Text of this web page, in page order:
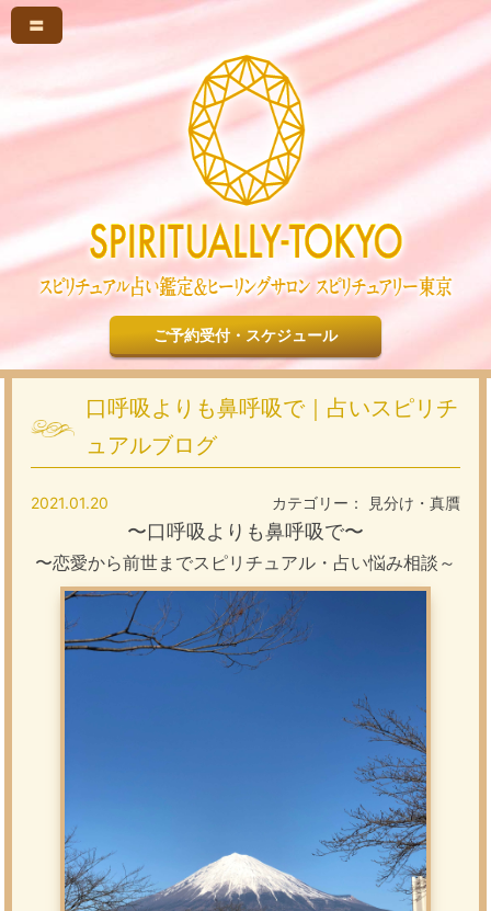
〓
ご予約受付・スケジュール
口呼吸よりも鼻呼吸で｜占いスピリチ
ュアルブログ
カテゴリー： 見分け・真贋
2021.01.20
〜口呼吸よりも鼻呼吸で〜
〜恋愛から前世までスピリチュアル・占い悩み相談～